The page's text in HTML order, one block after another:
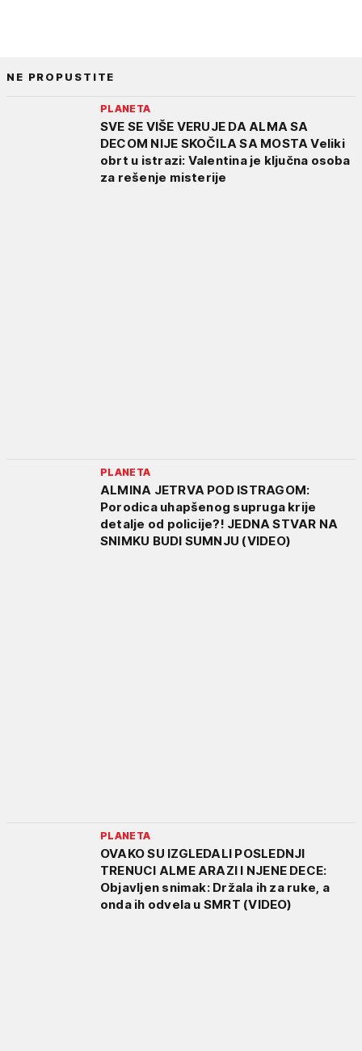
NE PROPUSTITE
PLANETA
SVE SE VIŠE VERUJE DA ALMA SA
DECOM NIJE SKOČILA SA MOSTA Veliki
obrt u istrazi: Valentina je ključna osoba
za rešenje misterije
PLANETA
ALMINA JETRVA POD ISTRAGOM:
Porodica uhapšenog supruga krije
detalje od policije?! JEDNA STVAR NA
SNIMKU BUDI SUMNJU (VIDEO)
PLANETA
OVAKO SU IZGLEDALI POSLEDNJI
TRENUCI ALME ARAZI I NJENE DECE:
Objavljen snimak: Držala ih za ruke, a
onda ih odvela u SMRT (VIDEO)